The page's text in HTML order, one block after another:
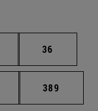
Páginas intermedias
Página
36
Páginas intermedias
Página
389